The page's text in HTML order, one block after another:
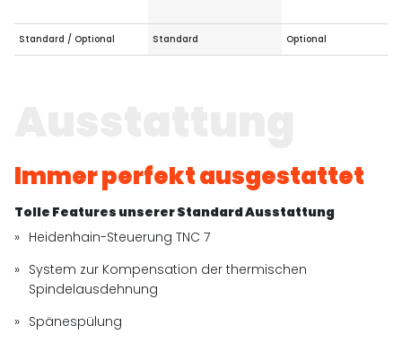
Standard / Optional Standard Optional
Immer perfekt ausgestattet
Tolle Features unserer Standard Ausstattung
Heidenhain-Steuerung TNC 7
System zur Kompensation der thermischen
Spindelausdehnung
Spänespülung